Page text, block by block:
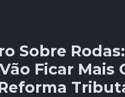
Sobre
Ficar Mais